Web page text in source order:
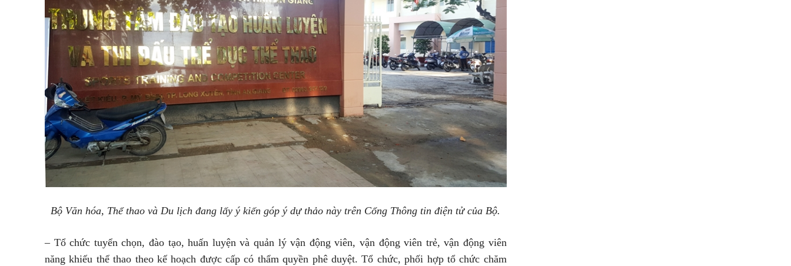
Bộ Văn hóa, Thể thao và Du lịch đang lấy ý kiến góp ý dự thảo này trên Cổng Thông tin điện tử của Bộ.
– Tổ chức tuyển chọn, đào tạo, huấn luyện và quản lý vận động viên, vận động viên trẻ, vận động viên
năng khiếu thể thao theo kế hoạch được cấp có thẩm quyền phê duyệt. Tổ chức, phối hợp tổ chức chăm